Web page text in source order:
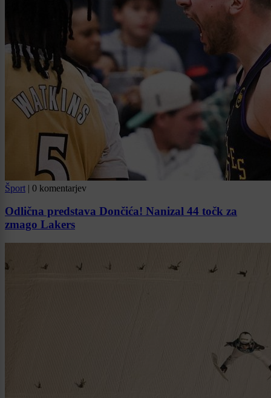
Šport | 0 komentarjev
Odlična predstava Dončića! Nanizal 44 točk za
zmago Lakers